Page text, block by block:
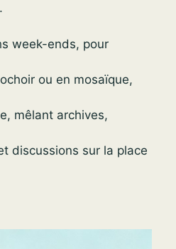
week-ends, pour
ou en mosaïque,
mêlant archives,
discussions sur la place